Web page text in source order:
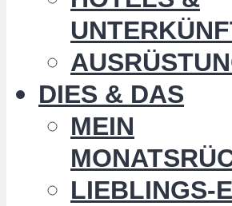
DIES & DAS
MEIN
LIEBLINGS-